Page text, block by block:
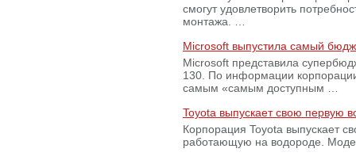
смогут удовлетворить
монтажа. …
Microsoft выпустила самый
Microsoft представила
130. По информации
самым «самым доступным …
Toyota выпускает свою первую
Корпорация Toyota выпускает
работающую на водороде.